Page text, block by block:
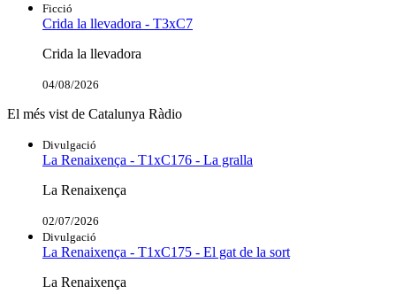
Ficció
Crida la llevadora - T3xC7
Crida la llevadora
04/08/2026
El més vist de Catalunya Ràdio
Divulgació
La Renaixença - T1xC176 - La gralla
La Renaixença
02/07/2026
Divulgació
La Renaixença - T1xC175 - El gat de la sort
La Renaixença